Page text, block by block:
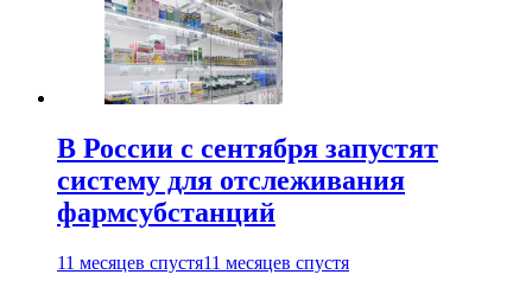
В России с сентября запустят
систему для отслеживания
фармсубстанций
11 месяцев спустя11 месяцев спустя